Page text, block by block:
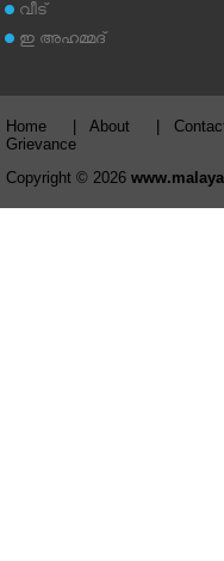
വീട്
ഇ അഹമ്മദ്‌
Home About
Grievance
Copyright © 2026